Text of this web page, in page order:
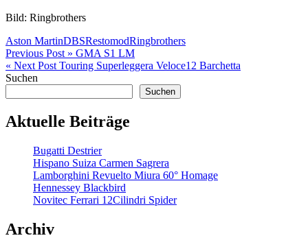
Bild: Ringbrothers
Aston MartinDBSRestomodRingbrothers
Beitragsnavigation
Previous Post » GMA S1 LM
« Next Post Touring Superleggera Veloce12 Barchetta
Suchen
Suchen
Aktuelle Beiträge
Bugatti Destrier
Hispano Suiza Carmen Sagrera
Lamborghini Revuelto Miura 60° Homage
Hennessey Blackbird
Novitec Ferrari 12Cilindri Spider
Archiv